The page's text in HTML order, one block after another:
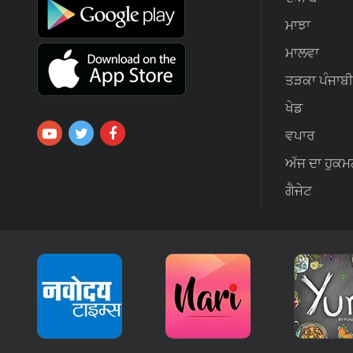
ਮਾਝਾ
ਮਾਲਵਾ
ਤੜਕਾ ਪੰਜਾਬੀ
ਖੇਡ
ਵਪਾਰ
ਅੱਜ ਦਾ
ਗੈਜੇਟ